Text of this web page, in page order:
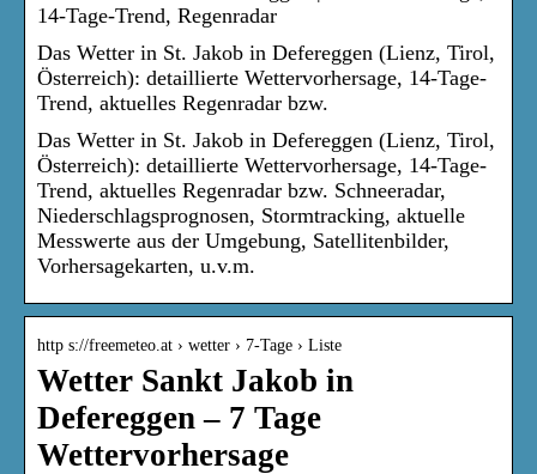
14-Tage-Trend, Regenradar
Das Wetter in St. Jakob in Defereggen (Lienz, Tirol,
Österreich): detaillierte Wettervorhersage, 14-Tage-
Trend, aktuelles Regenradar bzw.
Das Wetter in St. Jakob in Defereggen (Lienz, Tirol,
Österreich): detaillierte Wettervorhersage, 14-Tage-
Trend, aktuelles Regenradar bzw. Schneeradar,
Niederschlagsprognosen, Stormtracking, aktuelle
Messwerte aus der Umgebung, Satellitenbilder,
Vorhersagekarten, u.v.m.
http s://freemeteo.at › wetter › 7-Tage › Liste
Wetter Sankt Jakob in
Defereggen – 7 Tage
Wettervorhersage